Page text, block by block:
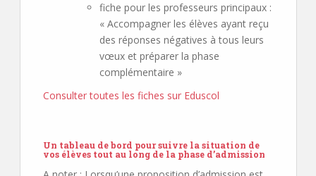
fiche pour les professeurs principaux :
« Accompagner les élèves ayant reçu
des réponses négatives à tous leurs
vœux et préparer la phase
complémentaire »
Consulter toutes les fiches sur Eduscol
Un tableau de bord pour suivre la situation de
vos élèves tout au long de la phase d’admission